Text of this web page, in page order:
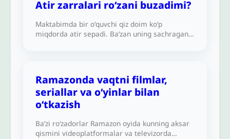
Atir zarralari ro‘zani buzadimi?
Maktabimda bir oʻquvchi qiz doim ko‘p
miqdorda atir sepadi. Baʻzan uning sachragan
Ramazonda vaqtni filmlar,
seriallar va o‘yinlar bilan
o‘tkazish
Ba’zi ro‘zadorlar Ramazon oyida kunning aksar
qismini videoplatformalar va televizorda